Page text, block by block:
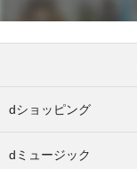
dショッピング
dミュージック